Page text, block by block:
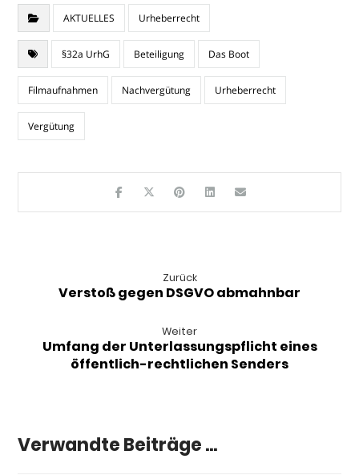
AKTUELLES Urheberrecht
§32a UrhG Beteiligung Das Boot
Filmaufnahmen Nachvergütung Urheberrecht
Vergütung
Zurück
Verstoß gegen DSGVO abmahnbar
Weiter
Umfang der Unterlassungspflicht eines
öffentlich-rechtlichen Senders
Verwandte Beiträge ...